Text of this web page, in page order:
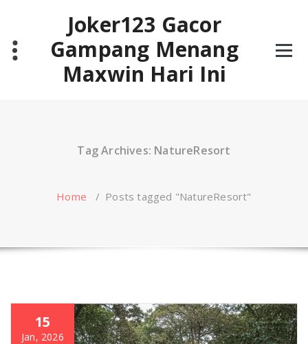
Joker123 Gacor
Gampang Menang
Maxwin Hari Ini
Tag Archives: NatureResort
Home / Posts tagged "NatureResort"
15
Jan, 2026